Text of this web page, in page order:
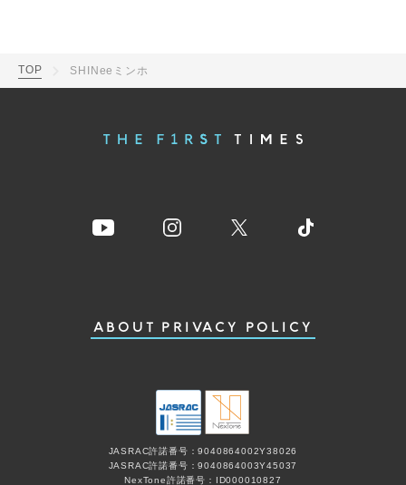
TOP SHINeeミンホ
ABOUT PRIVACY POLICY
JASRAC許諾番号：9040864002Y38026
JASRAC許諾番号：9040864003Y45037
NexTone許諾番号：ID000010827